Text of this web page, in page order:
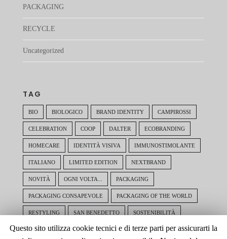
PACKAGING
RECYCLE
Uncategorized
TAG
BIO BIOLOGICO BRAND IDENTITY CAMPIROSSI
CELEBRATION COOP DALTER ECOBRANDING
HOMECARE IDENTITÀ VISIVA IMMUNOSTIMOLANTE
ITALIANO LIMITED EDITION NEXTBRAND
NOVITÀ OGNI VOLTA... PACKAGING
PACKAGING CONSAPEVOLE PACKAGING OF THE WORLD
RESTYLING SAN BENEDETTO SOSTENIBILITÀ
TAILORING THÈ TÈ VINTAGE VOCATIVE
Questo sito utilizza cookie tecnici e di terze parti per assicurarti la